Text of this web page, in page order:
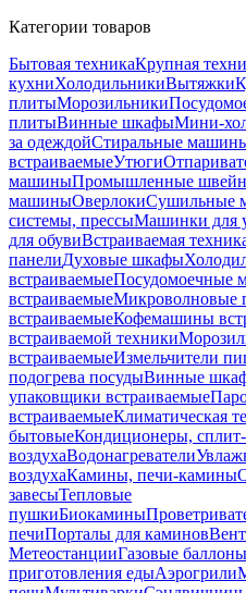
Категории товаров
Бытовая техникаКрупная
кухниХолодильникиВытяжки
плитыМорозильники
плитыВинные шкафыМини-
за одеждойСтиральные
встраиваемыеУтюги
машиныПромышленные
машиныОверлокиСушильные
системы, прессыМашинки для
для обувиВстраиваемая
панелиДуховые шкафы
встраиваемыеПосудомоечные
встраиваемыеМикроволновые
встраиваемыеКофемашины
встраиваемой техники
встраиваемыеИзмельчители
подогрева посудыВинные
упаковщики встраиваемые
встраиваемыеКлиматическая
бытовыеКондиционеры,
воздухаВодонагреватели
воздухаКамины, печи-камины
завесыТепловые
пушкиБиокамины
печиПорталы для каминов
МетеостанцииГазовые
приготовления едыАэрогрили